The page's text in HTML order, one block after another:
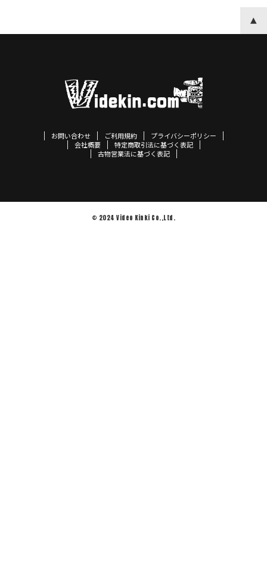
お問い合わせ ご利用規約
プライバシーポリシー
会社概要
特定商取引法に基づく表記
古物営業法に基づく表記
© 2024 Video Kinki Co.,Ltd.